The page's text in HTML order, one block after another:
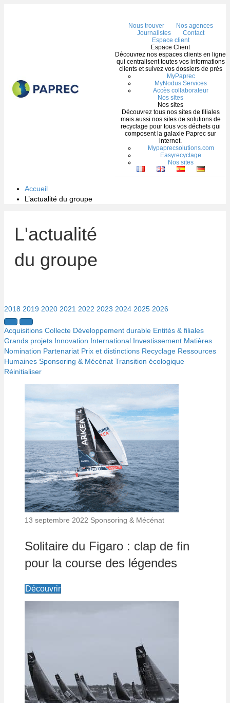
Nous trouver
Nos agences
Journalistes
Contact
Espace client
Espace Client
Découvrez nos espaces clients en ligne
qui centralisent toutes vos informations
clients et suivez vos dossiers de près
MyPaprec
MyNodus Services
Accès collaborateur
Nos sites
Nos sites
Découvrez tous nos sites de filiales
mais aussi nos sites de solutions de
recyclage pour tous vos déchets qui
composent la galaxie Paprec sur
internet.
Mypaprecsolutions.com
Easyrecyclage
Nos sites
Accueil
L’actualité du groupe
L'actualité
du groupe
2018 2019 2020 2021 2022 2023 2024 2025 2026
Acquisitions Collecte Développement durable Entités & filiales
Grands projets Innovation International Investissement Matières
Nomination Partenariat Prix et distinctions Recyclage Ressources
Humaines Sponsoring & Mécénat Transition écologique
Réinitialiser
13 septembre 2022 Sponsoring & Mécénat
Solitaire du Figaro : clap de fin
pour la course des légendes
Découvrir